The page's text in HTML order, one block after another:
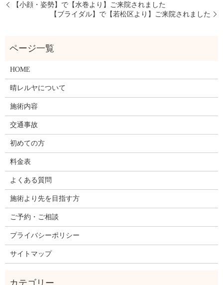
【小顔・姿勢】で【水巻より】ご来院されました
【ブライダル】で【若松区より】ご来院されました
HOME
晴レルヤについて
施術内容
交通事故
初めての方
料金表
よくある質問
施術より先を目指す方
ご予約・ご相談
プライバシーポリシー
サイトマップ